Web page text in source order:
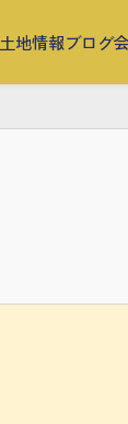
土地情報ブログ